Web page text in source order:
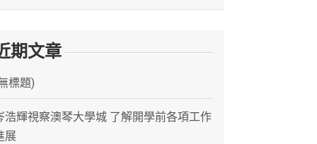
期文章
標題)
浩輝視察澳琴大學城 了解開學前各項工作
展